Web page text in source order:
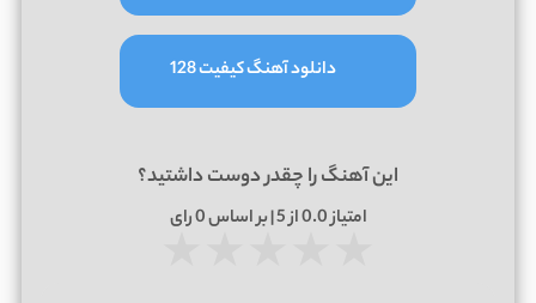
دانلود آهنگ کیفیت 128
این آهنگ را چقدر دوست داشتید؟
امتیاز0.0از 5 | بر اساس 0رای